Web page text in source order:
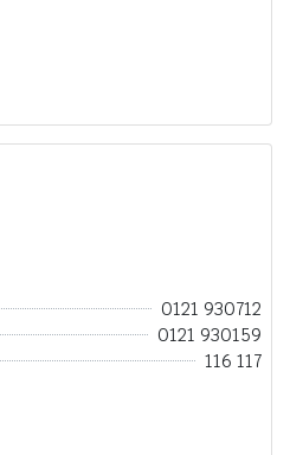
0121 930712
0121 930159
116 117